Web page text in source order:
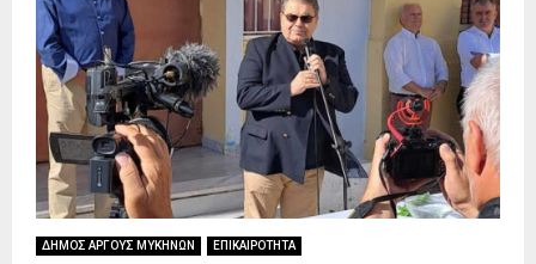
ΔΗΜΟΣ ΑΡΓΟΥΣ ΜΥΚΗΝΩΝ ΕΠΙΚΑΙΡΟΤΗΤΑ